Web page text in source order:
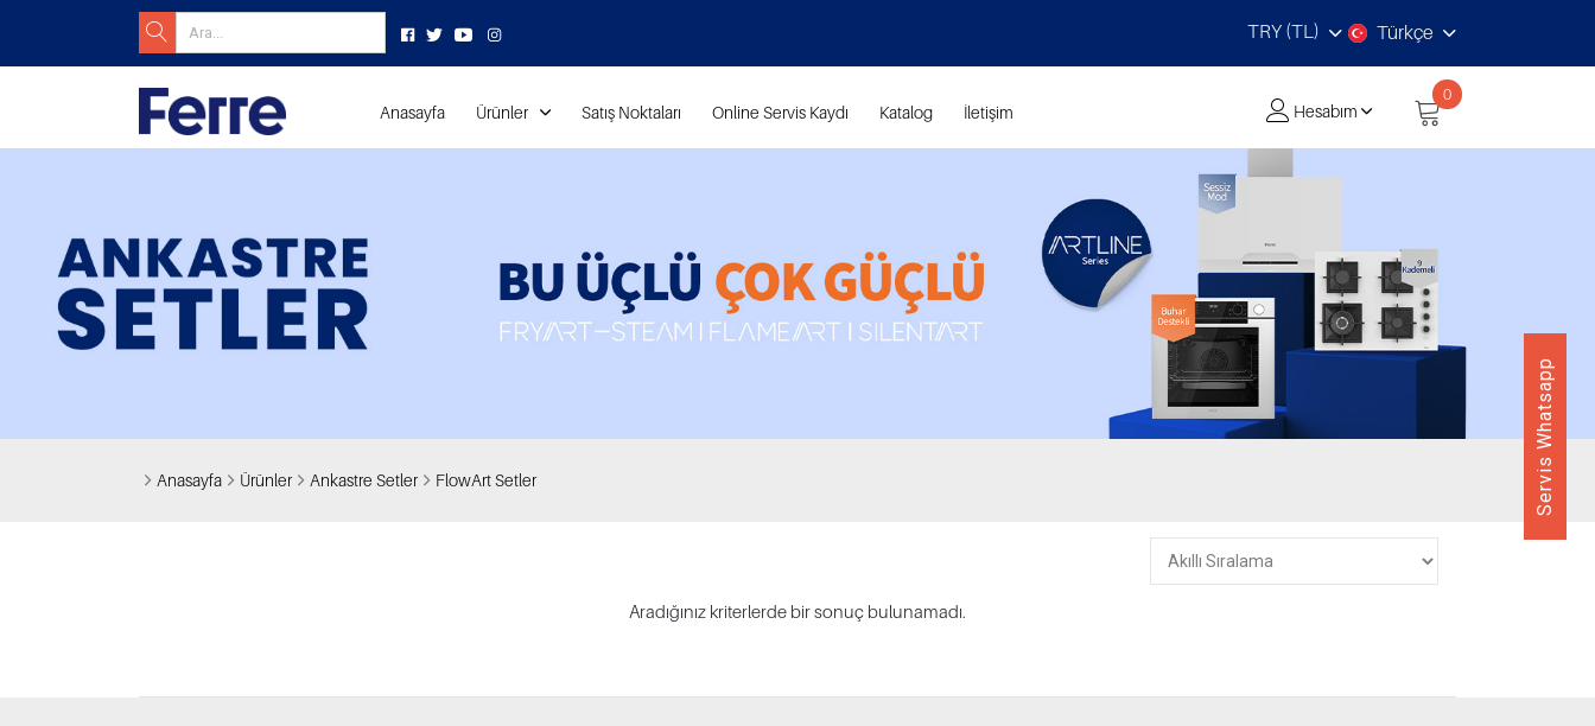
TRY (TL) Türkçe
Anasayfa Ürünler Satış Noktaları Online Servis Kaydı Katalog İletişim Hesabım
0
Anasayfa Ürünler Ankastre Setler FlowArt Setler
Aradığınız kriterlerde bir sonuç bulunamadı.
Servis Whatsapp